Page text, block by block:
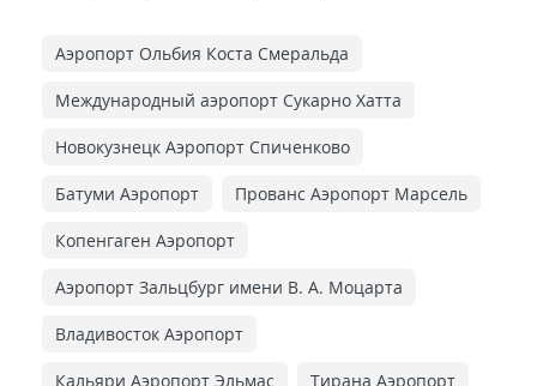
Аэропорт Ольбия Коста Смеральда
Международный аэропорт Сукарно Хатта
Новокузнецк Аэропорт Спиченково
Батуми Аэропорт Прованс Аэропорт Марсель
Копенгаген Аэропорт
Аэропорт Зальцбург имени В. А. Моцарта
Владивосток Аэропорт
Кальяри Аэропорт Эльмас Тирана Аэропорт